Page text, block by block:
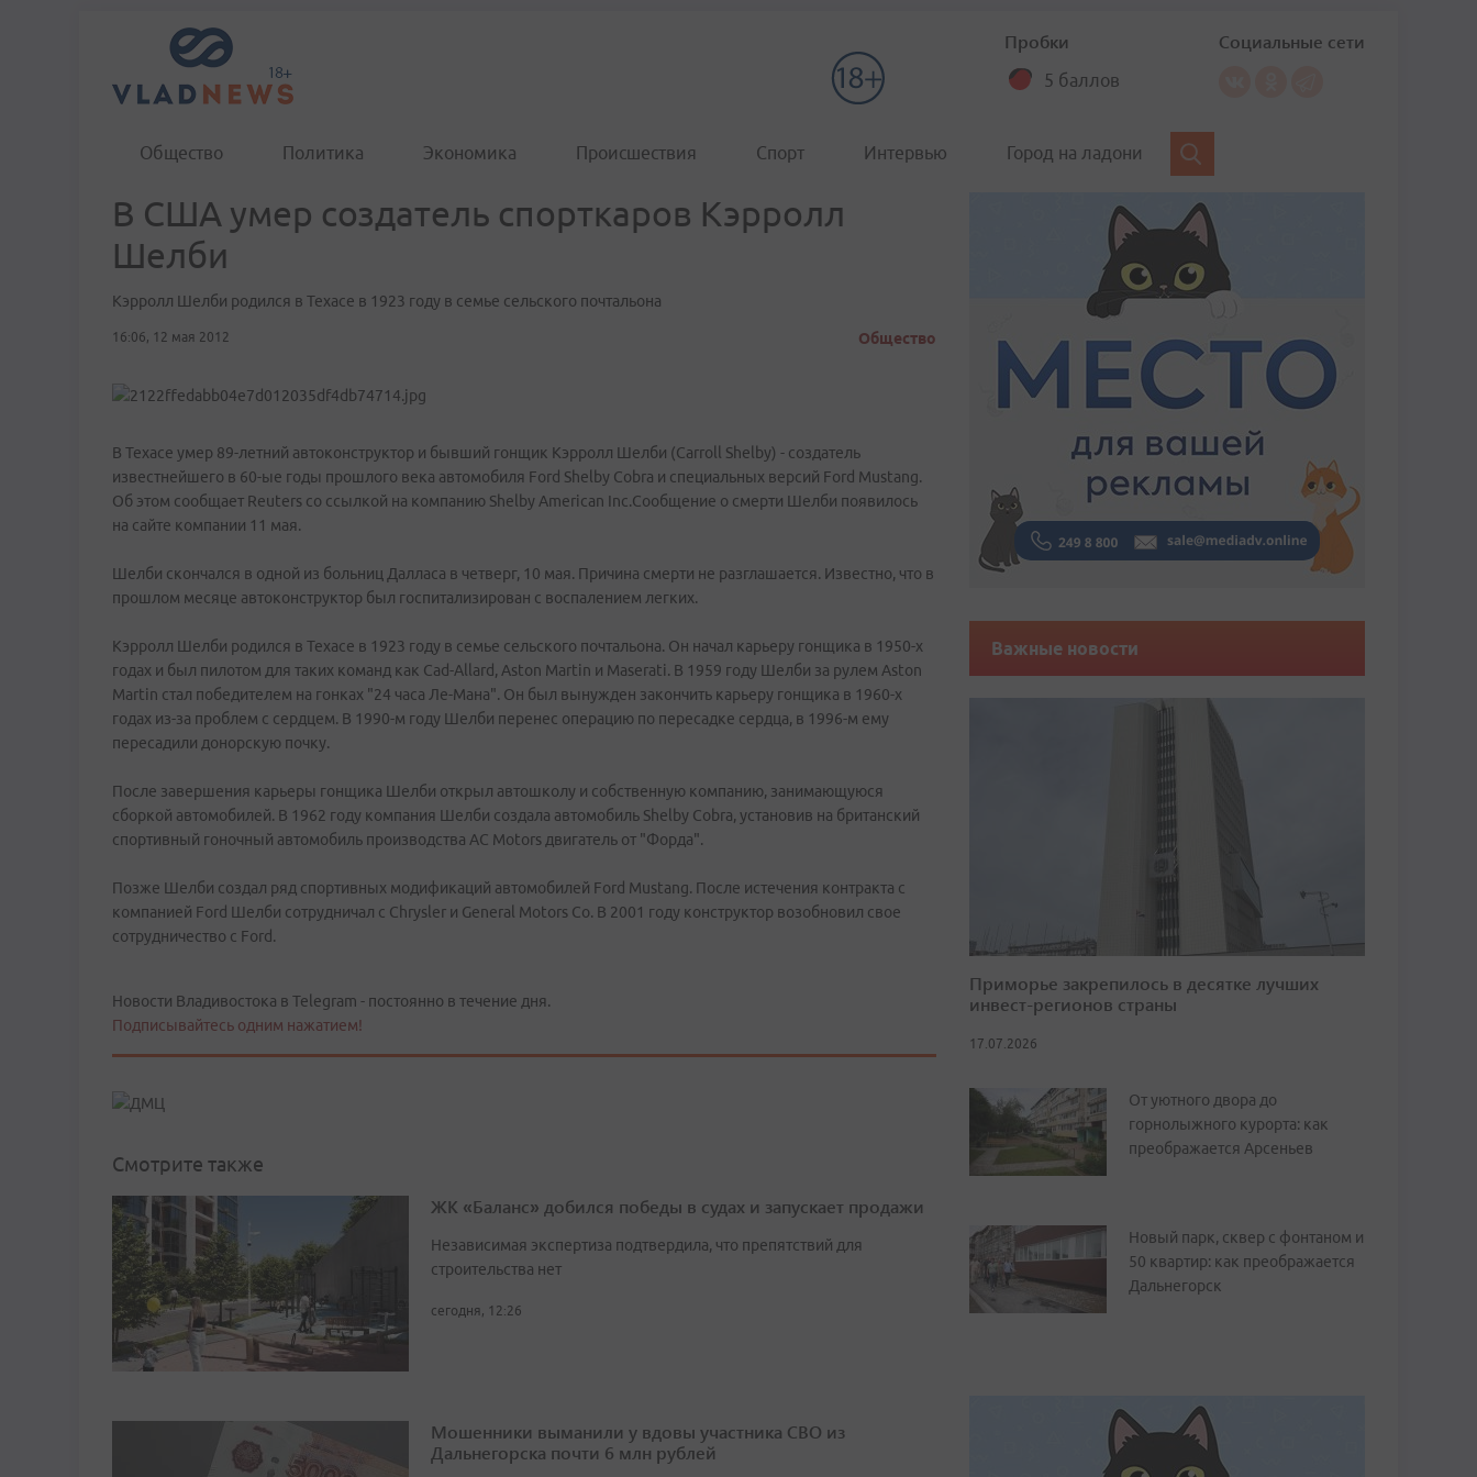
Пробки
5 баллов
Социальные сети
Общество Политика Экономика Происшествия Спорт Интервью Город на ладони
В США умер создатель спорткаров Кэрролл
Шелби
Кэрролл Шелби родился в Техасе в 1923 году в семье сельского почтальона
16:06, 12 мая 2012 Общество
В Техасе умер 89-летний автоконструктор и бывший гонщик Кэрролл Шелби (Carroll Shelby) - создатель
известнейшего в 60-ые годы прошлого века автомобиля Ford Shelby Cobra и специальных версий Ford Mustang.
Об этом сообщает Reuters со ссылкой на компанию Shelby American Inc.Сообщение о смерти Шелби появилось
на сайте компании 11 мая.
Шелби скончался в одной из больниц Далласа в четверг, 10 мая. Причина смерти не разглашается. Известно, что в
прошлом месяце автоконструктор был госпитализирован с воспалением легких.
Кэрролл Шелби родился в Техасе в 1923 году в семье сельского почтальона. Он начал карьеру гонщика в 1950-х
годах и был пилотом для таких команд как Cad-Allard, Aston Martin и Maserati. В 1959 году Шелби за рулем Aston
Martin стал победителем на гонках "24 часа Ле-Мана". Он был вынужден закончить карьеру гонщика в 1960-х
годах из-за проблем с сердцем. В 1990-м году Шелби перенес операцию по пересадке сердца, в 1996-м ему
пересадили донорскую почку.
После завершения карьеры гонщика Шелби открыл автошколу и собственную компанию, занимающуюся
сборкой автомобилей. В 1962 году компания Шелби создала автомобиль Shelby Cobra, установив на британский
спортивный гоночный автомобиль производства AC Motors двигатель от "Форда".
Позже Шелби создал ряд спортивных модификаций автомобилей Ford Mustang. После истечения контракта с
компанией Ford Шелби сотрудничал с Chrysler и General Motors Co. В 2001 году конструктор возобновил свое
сотрудничество с Ford.
Новости Владивостока в Telegram - постоянно в течение дня.
Подписывайтесь одним нажатием!
Смотрите также
ЖК «Баланс» добился победы в судах и запускает продажи
Независимая экспертиза подтвердила, что препятствий для
строительства нет
сегодня, 12:26
Мошенники выманили у вдовы участника СВО из
Дальнегорска почти 6 млн рублей
Важные новости
Приморье закрепилось в десятке лучших
инвест-регионов страны
17.07.2026
От уютного двора до
горнолыжного курорта: как
преображается Арсеньев
Новый парк, сквер с фонтаном и
50 квартир: как преображается
Дальнегорск